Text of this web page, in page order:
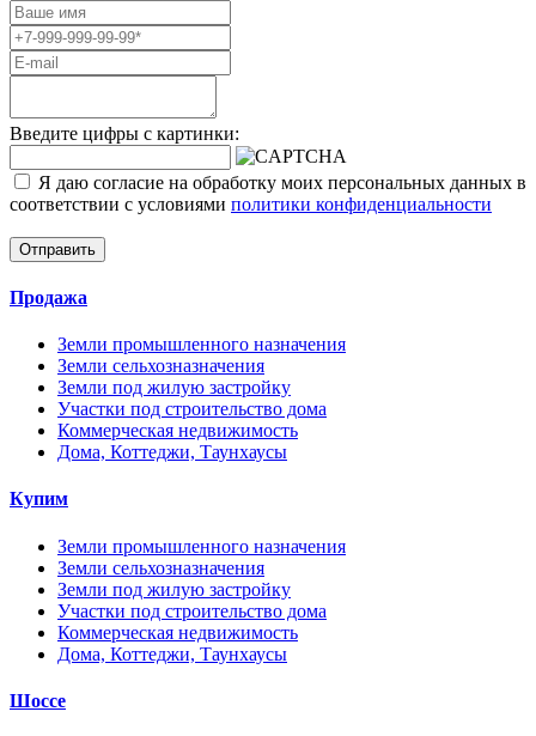
Введите цифры с картинки:
Я даю согласие на обработку моих персональных данных в
соответствии с условиями политики конфиденциальности
Отправить
Продажа
Земли промышленного назначения
Земли сельхозназначения
Земли под жилую застройку
Участки под строительство дома
Коммерческая недвижимость
Дома, Коттеджи, Таунхаусы
Купим
Земли промышленного назначения
Земли сельхозназначения
Земли под жилую застройку
Участки под строительство дома
Коммерческая недвижимость
Дома, Коттеджи, Таунхаусы
Шоссе